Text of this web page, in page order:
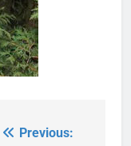
Previous: